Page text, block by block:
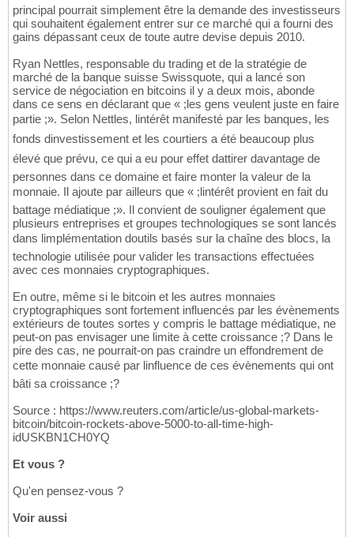
principal pourrait simplement être la demande des investisseurs
qui souhaitent également entrer sur ce marché qui a fourni des
gains dépassant ceux de toute autre devise depuis 2010.
Ryan Nettles, responsable du trading et de la stratégie de
marché de la banque suisse Swissquote, qui a lancé son
service de négociation en bitcoins il y a deux mois, abonde
dans ce sens en déclarant que « ;les gens veulent juste en faire
partie ;». Selon Nettles, lintérêt manifesté par les banques, les
fonds dinvestissement et les courtiers a été beaucoup plus
élevé que prévu, ce qui a eu pour effet dattirer davantage de
personnes dans ce domaine et faire monter la valeur de la
monnaie. Il ajoute par ailleurs que « ;lintérêt provient en fait du
battage médiatique ;». Il convient de souligner également que
plusieurs entreprises et groupes technologiques se sont lancés
dans limplémentation doutils basés sur la chaîne des blocs, la
technologie utilisée pour valider les transactions effectuées
avec ces monnaies cryptographiques.
En outre, même si le bitcoin et les autres monnaies
cryptographiques sont fortement influencés par les évènements
extérieurs de toutes sortes y compris le battage médiatique, ne
peut-on pas envisager une limite à cette croissance ;? Dans le
pire des cas, ne pourrait-on pas craindre un effondrement de
cette monnaie causé par linfluence de ces évènements qui ont
bâti sa croissance ;?
Source : https://www.reuters.com/article/us-global-markets-
bitcoin/bitcoin-rockets-above-5000-to-all-time-high-
idUSKBN1CH0YQ
Et vous ?
Qu'en pensez-vous ?
Voir aussi